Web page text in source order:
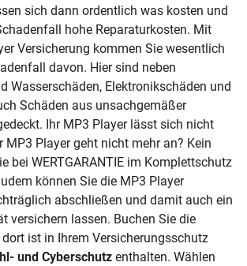
sich dann ordentlich was kosten und
hohe Reparaturkosten. Mit
Versicherung kommen Sie wesentlich
davon. Hier sind neben
Wasserschäden, Elektronikschäden und
Schäden aus unsachgemäßer
Ihr MP3 Player lässt sich nicht
MP3 Player geht nicht mehr an? Kein
bei WERTGARANTIE im Komplettschutz
können Sie die MP3 Player
abschließen und damit auch ein
versichern lassen. Buchen Sie die
ist in Ihrem Versicherungsschutz
und Cyberschutz enthalten. Wählen